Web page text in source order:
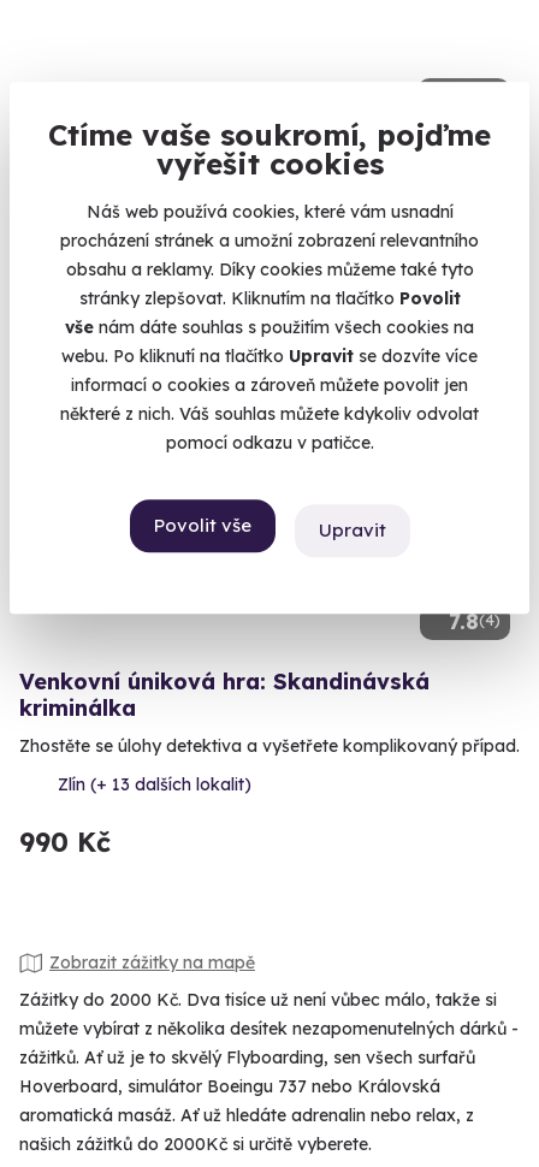
Ctíme vaše soukromí, pojďme
vyřešit cookies
Náš web používá cookies, které vám usnadní
procházení stránek a umožní zobrazení relevantního
obsahu a reklamy. Díky cookies můžeme také tyto
stránky zlepšovat. Kliknutím na tlačítko Povolit
vše nám dáte souhlas s použitím všech cookies na
webu. Po kliknutí na tlačítko Upravit se dozvíte více
informací o cookies a zároveň můžete povolit jen
některé z nich. Váš souhlas můžete kdykoliv odvolat
pomocí odkazu v patičce.
Povolit vše Upravit
Venkovní úniková hra: Pivní výlet do
Vaše mise: zachránit pivo.
Zlín (+ 12 dalších lokalit)
1 190 Kč
7.8(4)
Volný termín už 08. 08. 2026
Venkovní úniková hra: Skandinávská
kriminálka
Zhostěte se úlohy detektiva a vyšetřete komplikovaný případ.
Zlín (+ 13 dalších lokalit)
990 Kč
Zobrazit zážitky na mapě
Zážitky do 2000 Kč. Dva tisíce už není vůbec málo, takže si
můžete vybírat z několika desítek nezapomenutelných dárků -
zážitků. Ať už je to skvělý Flyboarding, sen všech surfařů
Hoverboard, simulátor Boeingu 737 nebo Královská
aromatická masáž. Ať už hledáte adrenalin nebo relax, z
našich zážitků do 2000Kč si určitě vyberete.